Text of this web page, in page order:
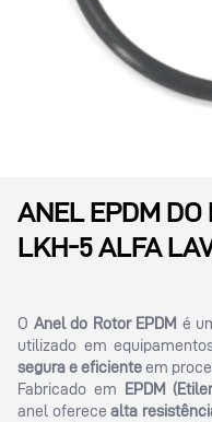
ANEL EPDM DO
LKH-5 ALFA
O Anel do Rotor EPDM é
utilizado em
segura e eficienteem
Fabricado em EPDM
anel oferecealta